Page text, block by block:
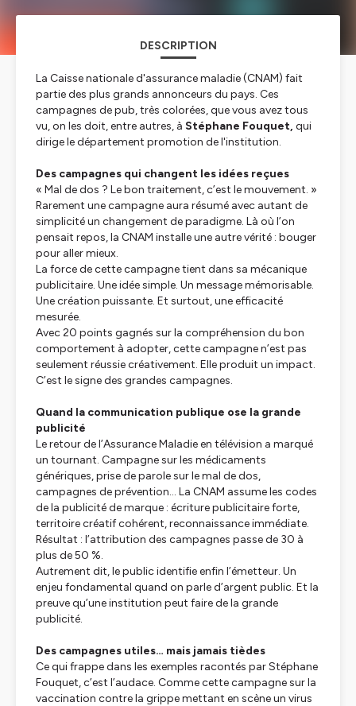
DESCRIPTION
La Caisse nationale d'assurance maladie (CNAM) fait
partie des plus grands annonceurs du pays. Ces
campagnes de pub, très colorées, que vous avez tous
vu, on les doit, entre autres, à Stéphane Fouquet, qui
dirige le département promotion de l'institution.
Des campagnes qui changent les idées reçues
« Mal de dos ? Le bon traitement, c’est le mouvement. »
Rarement une campagne aura résumé avec autant de
simplicité un changement de paradigme. Là où l’on
pensait repos, la CNAM installe une autre vérité : bouger
pour aller mieux.
La force de cette campagne tient dans sa mécanique
publicitaire. Une idée simple. Un message mémorisable.
Une création puissante. Et surtout, une efficacité
mesurée.
Avec 20 points gagnés sur la compréhension du bon
comportement à adopter, cette campagne n’est pas
seulement réussie créativement. Elle produit un impact.
C’est le signe des grandes campagnes.
Quand la communication publique ose la grande
publicité
Le retour de l’Assurance Maladie en télévision a marqué
un tournant. Campagne sur les médicaments
génériques, prise de parole sur le mal de dos,
campagnes de prévention… La CNAM assume les codes
de la publicité de marque : écriture publicitaire forte,
territoire créatif cohérent, reconnaissance immédiate.
Résultat : l’attribution des campagnes passe de 30 à
plus de 50 %.
Autrement dit, le public identifie enfin l’émetteur. Un
enjeu fondamental quand on parle d’argent public. Et la
preuve qu’une institution peut faire de la grande
publicité.
Des campagnes utiles… mais jamais tièdes
Ce qui frappe dans les exemples racontés par Stéphane
Fouquet, c’est l’audace. Comme cette campagne sur la
vaccination contre la grippe mettant en scène un virus